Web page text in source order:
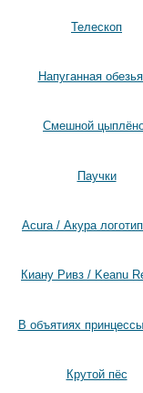
Телескоп
Напуганная
Смешной
Паучки
Acura / Акура
Киану Ривз / Keanu
В объятиях
Крутой пёс